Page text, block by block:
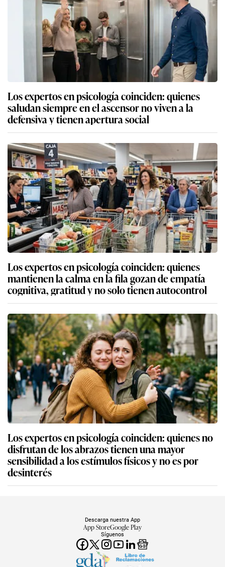
Los expertos en psicología coinciden: quienes
saludan siempre en el ascensor no viven a la
defensiva y tienen apertura social
Los expertos en psicología coinciden: quienes
mantienen la calma en la fila gozan de empatía
cognitiva, gratitud y no solo tienen autocontrol
Los expertos en psicología coinciden: quienes no
disfrutan de los abrazos tienen una mayor
sensibilidad a los estímulos físicos y no es por
desinterés
Síguenos
Descarga nuestra App
App StoreGoogle Play